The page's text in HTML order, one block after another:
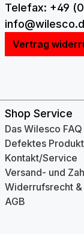
Telefax: +49
Vertrag
Shop Service
Das Wilesco
Defektes Produkt
Kontakt/Service
Versand- und
Widerrufsrecht
AGB